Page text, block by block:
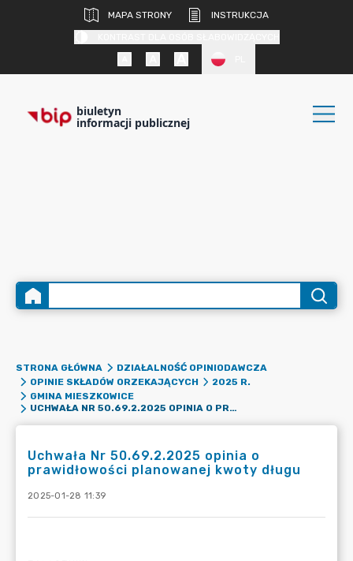
MAPA STRONY
INSTRUKCJA
biuletyn
informacji publicznej
STRONA GŁÓWNA
DZIAŁALNOŚĆ OPINIODAWCZA
OPINIE SKŁADÓW ORZEKAJĄCYCH
2025 R.
GMINA MIESZKOWICE
UCHWAŁA NR 50.69.2.2025 OPINIA O PRAWIDŁOWOŚCI PLANOWANEJ KWOTY DŁUGU
Uchwała Nr 50.69.2.2025 opinia o
prawidłowości planowanej kwoty długu
2025-01-28 11:39